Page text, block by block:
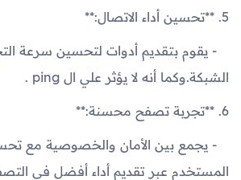
5. **تحسين أداء الاتصال:**
- يقوم بتقديم أدوات لتحسين سرعة
الشبكة.وكما أنه لا يؤثر علي ال ping .
6. **تجربة تصفح محسنة:**
- يجمع بين الأمان والخصوصية مع
المستخدم عبر تقديم أداء أفضل في